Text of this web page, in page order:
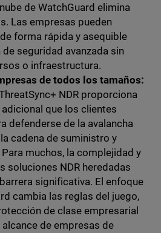
de WatchGuard elimina
Las empresas pueden
forma rápida y asequible
seguridad avanzada sin
o infraestructura.
de todos los tamaños:
NDR proporciona
que los clientes
defenderse de la avalancha
cadena de suministro y
muchos, la complejidad y
soluciones NDR heredadas
significativa. El enfoque
cambia las reglas del juego,
de clase empresarial
alcance de empresas de